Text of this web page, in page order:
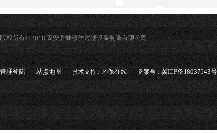
版权所有© 2018 固安县慷硕佳过滤设备制造有限公司
管理登陆 站点地图 技术支持：环保在线 备案号：冀ICP备18037643